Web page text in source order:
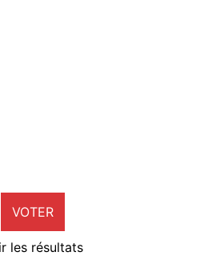
VOTER
les résultats